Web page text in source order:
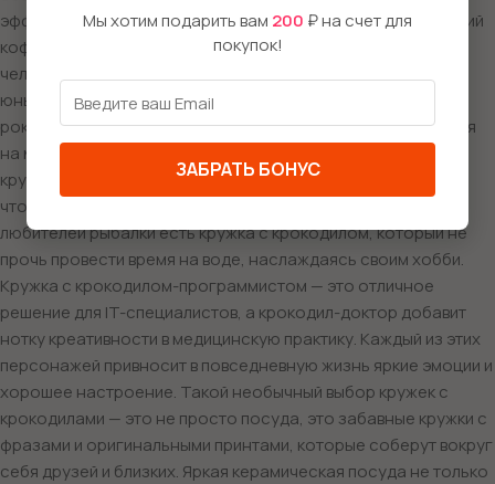
эффектное сочетание, которое наполняет каждый утренний
кофе мощной энергией. Или кружка с крокодилом в образе
человека-паука, которая станет отличным подарком для
юных поклонников комиксов. А как насчет крутой кружки с
рокером-крокодилом, который играет на гитаре или мчится
на мотоцикле? Не забудем про крокодила в школе! Эта
кружка идеально подойдет для студентов или школьников,
чтобы добавить немного юмора в их учебные будни. А для
любителей рыбалки есть кружка с крокодилом, который не
прочь провести время на воде, наслаждаясь своим хобби.
Кружка с крокодилом-программистом — это отличное
решение для IT-специалистов, а крокодил-доктор добавит
нотку креативности в медицинскую практику. Каждый из этих
персонажей привносит в повседневную жизнь яркие эмоции и
хорошее настроение. Такой необычный выбор кружек с
крокодилами — это не просто посуда, это забавные кружки с
фразами и оригинальными принтами, которые соберут вокруг
себя друзей и близких. Яркая керамическая посуда не только
Мы хотим подарить вам 200 ₽ на счет для
покупок!
ЗАБРАТЬ БОНУС